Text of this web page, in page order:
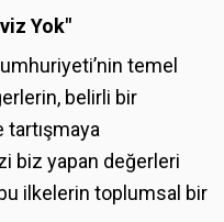
Yok"
temel
belirli bir
tartışmaya
biz yapan değerleri
ilkelerin toplumsal bir